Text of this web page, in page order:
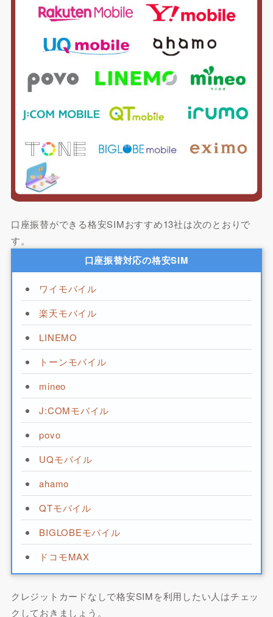
口座振替ができる格安SIMおすすめ13社は次のとおりで
す。
口座振替対応の格安SIM
ワイモバイル
楽天モバイル
LINEMO
トーンモバイル
mineo
J:COMモバイル
povo
UQモバイル
ahamo
QTモバイル
BIGLOBEモバイル
ドコモMAX
クレジットカードなしで格安SIMを利用したい人はチェッ
クしておきましょう。